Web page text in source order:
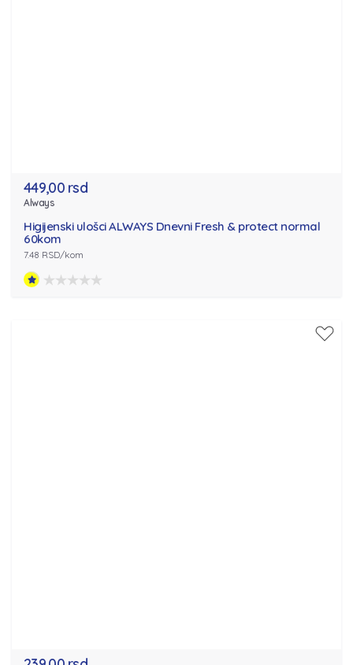
449,00 rsd
Always
Higijenski ulošci ALWAYS Dnevni Fresh & protect normal
60kom
7.48 RSD/kom